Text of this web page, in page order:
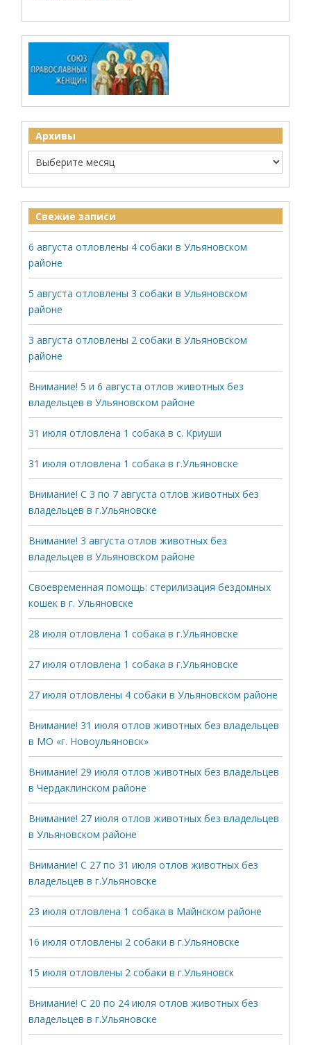
Архивы
Свежие записи
6 августа отловлены 4 собаки в Ульяновском
районе
5 августа отловлены 3 собаки в Ульяновском
районе
3 августа отловлены 2 собаки в Ульяновском
районе
Внимание! 5 и 6 августа отлов животных без
владельцев в Ульяновском районе
31 июля отловлена 1 собака в с. Криуши
31 июля отловлена 1 собака в г.Ульяновске
Внимание! С 3 по 7 августа отлов животных без
владельцев в г.Ульяновске
Внимание! 3 августа отлов животных без
владельцев в Ульяновском районе
Своевременная помощь: стерилизация бездомных
кошек в г. Ульяновске
28 июля отловлена 1 собака в г.Ульяновске
27 июля отловлена 1 собака в г.Ульяновске
27 июля отловлены 4 собаки в Ульяновском районе
Внимание! 31 июля отлов животных без владельцев
в МО «г. Новоульяновск»
Внимание! 29 июля отлов животных без владельцев
в Чердаклинском районе
Внимание! 27 июля отлов животных без владельцев
в Ульяновском районе
Внимание! С 27 по 31 июля отлов животных без
владельцев в г.Ульяновске
23 июля отловлена 1 собака в Майнском районе
16 июля отловлены 2 собаки в г.Ульяновске
15 июля отловлены 2 собаки в г.Ульяновск
Внимание! С 20 по 24 июля отлов животных без
владельцев в г.Ульяновске